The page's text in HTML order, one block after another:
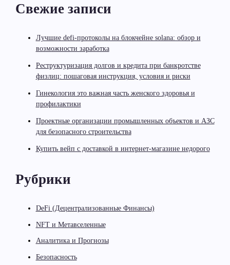
Свежие записи
Лучшие defi-протоколы на блокчейне solana: обзор и
возможности заработка
Реструктуризация долгов и кредита при банкротстве
физлиц: пошаговая инструкция, условия и риски
Гинекология это важная часть женского здоровья и
профилактики
Проектные организации промышленных объектов и АЗС
для безопасного строительства
Купить вейп с доставкой в интернет-магазине недорого
Рубрики
DeFi (Децентрализованные Финансы)
NFT и Метавселенные
Аналитика и Прогнозы
Безопасность